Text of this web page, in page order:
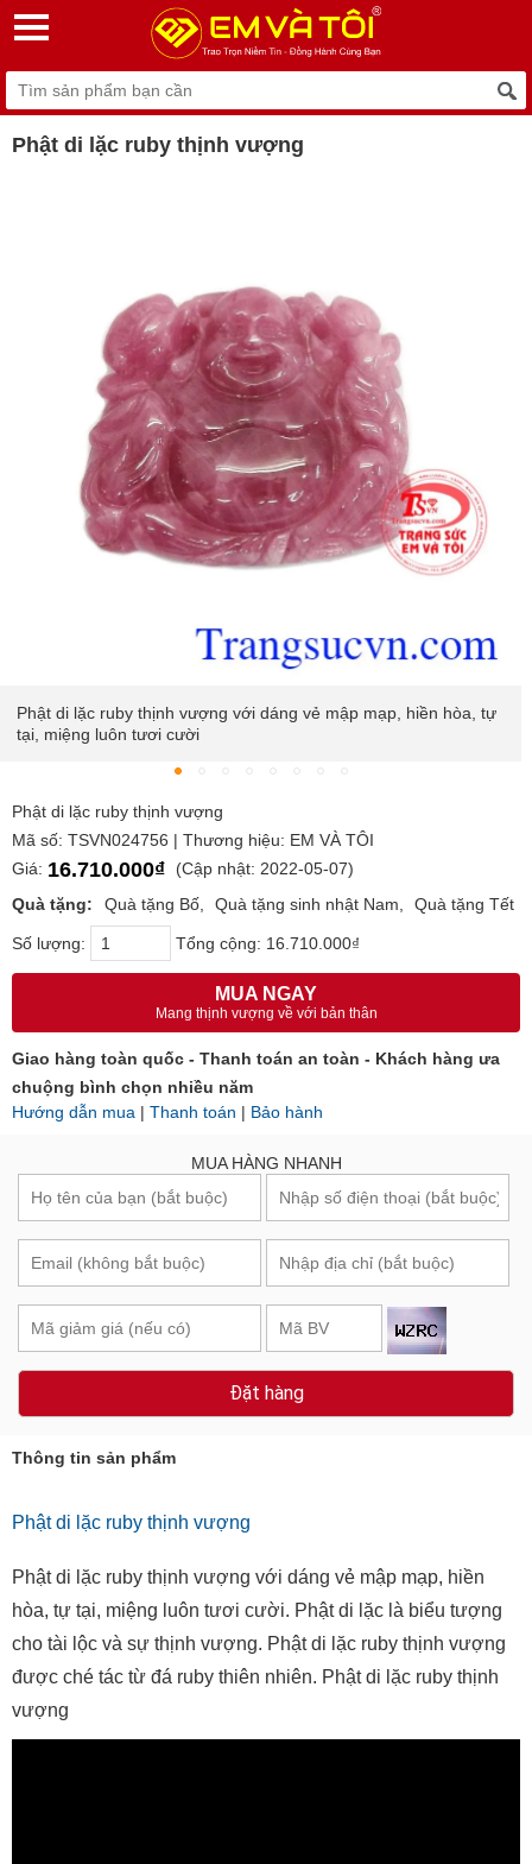
Phật di lặc ruby thịnh vượng
Phật di lặc ruby thịnh vượng với dáng vẻ mập mạp, hiền hòa, tự
tại, miệng luôn tươi cười
Phật di lặc ruby thịnh vượng
Mã số: TSVN024756 | Thương hiệu: EM VÀ TÔI
Giá: 16.710.000₫
(Cập nhật: 2022-05-07)
Quà tặng:
Quà tặng Bố Quà tặng sinh nhật Nam Quà tặng Tết
Số lượng: Tổng cộng: 16.710.000₫
MUA NGAY
Mang thịnh vượng về với bản thân
Giao hàng toàn quốc - Thanh toán an toàn - Khách hàng ưa
chuộng bình chọn nhiều năm
Hướng dẫn mua | Thanh toán | Bảo hành
MUA HÀNG NHANH
Đặt hàng
Thông tin sản phẩm
Phật di lặc ruby thịnh vượng
Phật di lặc ruby thịnh vượng với dáng vẻ mập mạp, hiền
hòa, tự tại, miệng luôn tươi cười. Phật di lặc là biểu tượng
cho tài lộc và sự thịnh vượng. Phật di lặc ruby thịnh vượng
được ché tác từ đá ruby thiên nhiên. Phật di lặc ruby thịnh
vượng